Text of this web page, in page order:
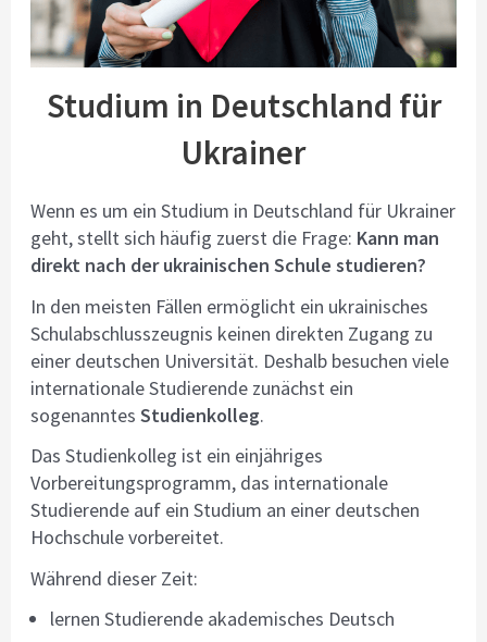
Studium in Deutschland für
Ukrainer
Wenn es um ein Studium in Deutschland für Ukrainer
geht, stellt sich häufig zuerst die Frage: Kann man
direkt nach der ukrainischen Schule studieren?
In den meisten Fällen ermöglicht ein ukrainisches
Schulabschlusszeugnis keinen direkten Zugang zu
einer deutschen Universität. Deshalb besuchen viele
internationale Studierende zunächst ein
sogenanntes Studienkolleg.
Das Studienkolleg ist ein einjähriges
Vorbereitungsprogramm, das internationale
Studierende auf ein Studium an einer deutschen
Hochschule vorbereitet.
Während dieser Zeit:
lernen Studierende akademisches Deutsch